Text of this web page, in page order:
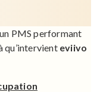
PMS performant
qu’intervient eviivo